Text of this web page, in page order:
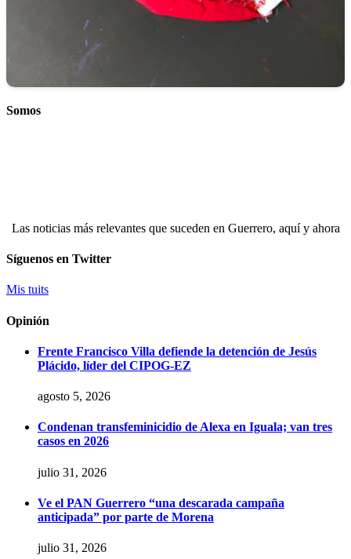
Somos
Las noticias más relevantes que suceden en Guerrero, aquí y ahora
Síguenos en Twitter
Mis tuits
Opinión
Frente Francisco Villa defiende la detención de Jesús
Plácido, líder del CIPOG-EZ
agosto 5, 2026
Condenan transfeminicidio de Alexa en Iguala; van tres
casos en 2026
julio 31, 2026
Ve el PAN Guerrero “una descarada campaña
anticipada” por parte de Morena
julio 31, 2026